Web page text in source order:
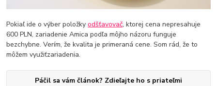
Pokiaľ ide o výber položkyodšťavovač, ktorej cena nepresahuje
600 PLN, zariadenie Amica podľa môjho názoru funguje
bezchybne. Verím, že kvalita je primeraná cene. Som rád, že to
môžem využiťzariadenia.
Páčil sa vám článok? Zdieľajte ho s priateľmi